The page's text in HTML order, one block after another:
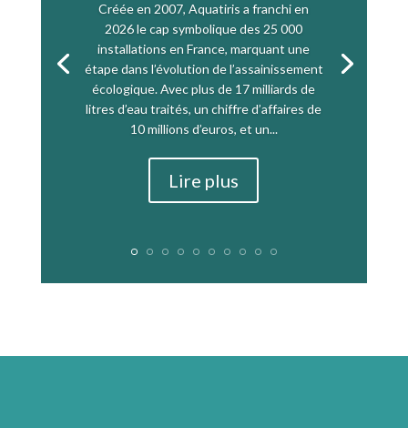
Créée en 2007, Aquatiris a franchi en
2026 le cap symbolique des 25 000
installations en France, marquant une
étape dans l’évolution de l’assainissement
écologique. Avec plus de 17 milliards de
litres d’eau traités, un chiffre d’affaires de
10 millions d’euros, et un...
Lire plus